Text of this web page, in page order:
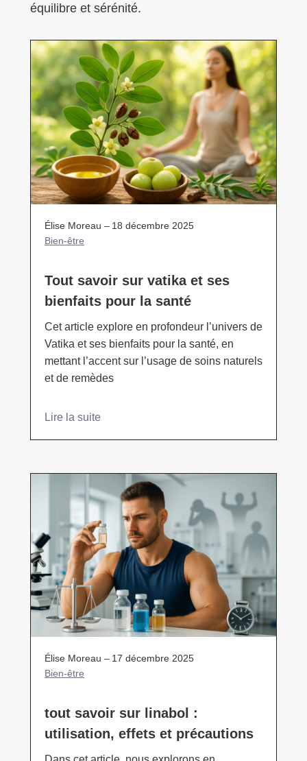
équilibre et sérénité.
Élise Moreau – 18 décembre 2025
Bien-être
Tout savoir sur vatika et ses
bienfaits pour la santé
Cet article explore en profondeur l’univers de
Vatika et ses bienfaits pour la santé, en
mettant l’accent sur l’usage de soins naturels
et de remèdes
Lire la suite
Élise Moreau – 17 décembre 2025
Bien-être
tout savoir sur linabol :
utilisation, effets et précautions